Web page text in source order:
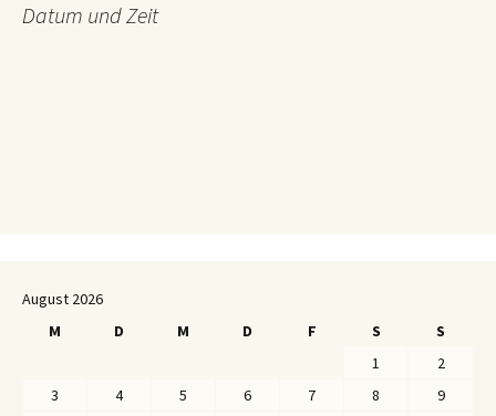
Datum und Zeit
August 2026
M
D M D F S
S
1
2
3
4 5 6 7 8
9